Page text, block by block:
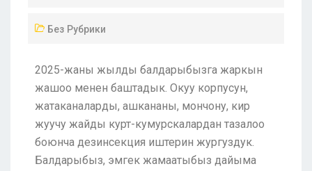
Без Рубрики
2025-жаны жылды балдарыбызга жаркын
жашоо менен баштадык. Окуу корпусун,
жатаканаларды, ашкананы, мончону, кир
жуучу жайды курт-кумурскалардан тазалоо
боюнча дезинсекция иштерин жургуздук.
Балдарыбыз, эмгек жамаатыбыз дайыма